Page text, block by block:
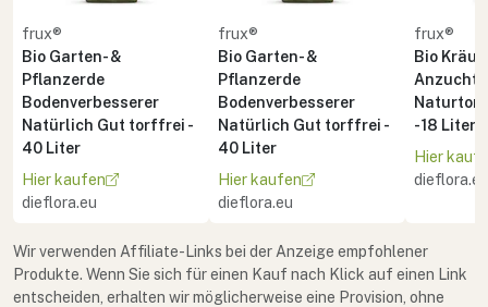
frux®
Bio Garten- &
Pflanzerde
Bodenverbesserer
Natürlich Gut torffrei -
40 Liter
Hier kaufen
dieflora.eu
frux®
Bio Garten- &
Pflanzerde
Bodenverbesserer
Natürlich Gut torffrei -
40 Liter
Hier kaufen
dieflora.eu
frux®
Bio
Naturton
- 18 Liter
Hier
dieflora.eu
Wir verwenden Affiliate-Links bei der Anzeige empfohlener
Produkte. Wenn Sie sich für einen Kauf nach Klick auf einen Link
entscheiden, erhalten wir möglicherweise eine Provision, ohne